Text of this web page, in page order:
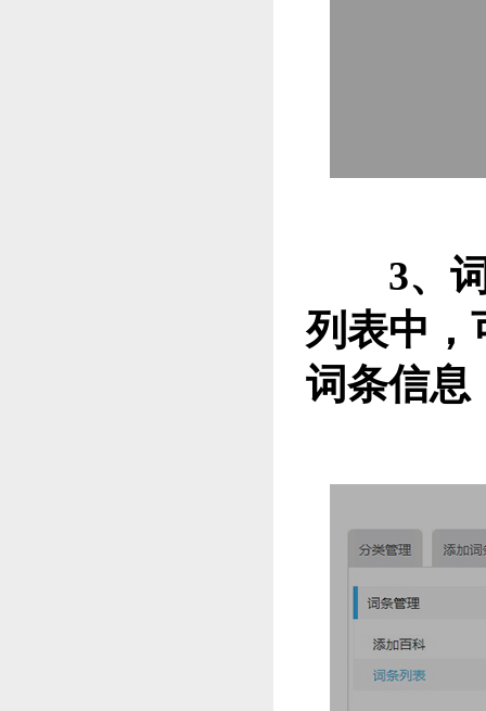
3、
列表中，
词条信息